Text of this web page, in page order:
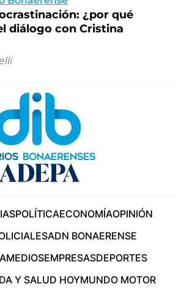
¿por qué
diálogo con Cristina
POLÍTICAECONOMÍAOPINIÓN
ADN BONAERENSE
MEDIOSEMPRESASDEPORTES
Y SALUD HOYMUNDO MOTOR